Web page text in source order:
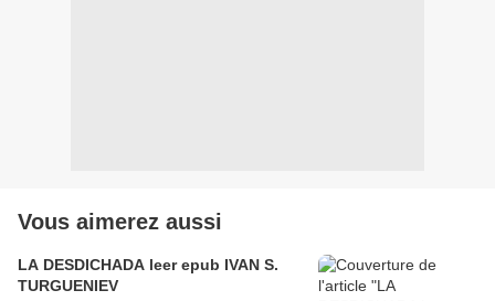
Vous aimerez aussi
LA DESDICHADA leer epub IVAN S.
TURGUENIEV